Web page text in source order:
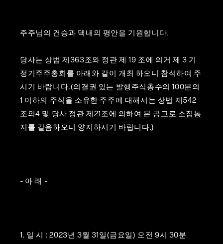
주주님의 건승과 댁내의 평안을 기원합니다.
당사는 상법 제363조와 정관 제 19 조에 의거 제 3 기
정기주주총회를 아래와 같이 개최 하오니 참석하여 주
시기 바랍니다.(의결권 있는 발행주식총수의 100분의
1 이하의 주식을 소유한 주주에 대해서는 상법 제542
조의4 및 당사 정관 제21조에 의하여 본 공고로 소집통
지를 갈음하오니 양지하시기 바랍니다.)
- 아 래 -
1. 일 시 : 2023년 3월 31일(금요일) 오전 9시 30분